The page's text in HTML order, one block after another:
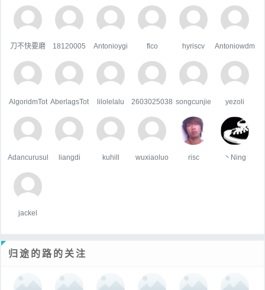
刀不快要磨 18120005 Antonioygi flco hyriscv Antoniowdm
AlgoridmTot AberlagsTot lilolelalu 2603025038 songcunjie yezoli
Adancurusul liangdi kuhill wuxiaoluo risc 丶Ning
jackel
归途的路的关注